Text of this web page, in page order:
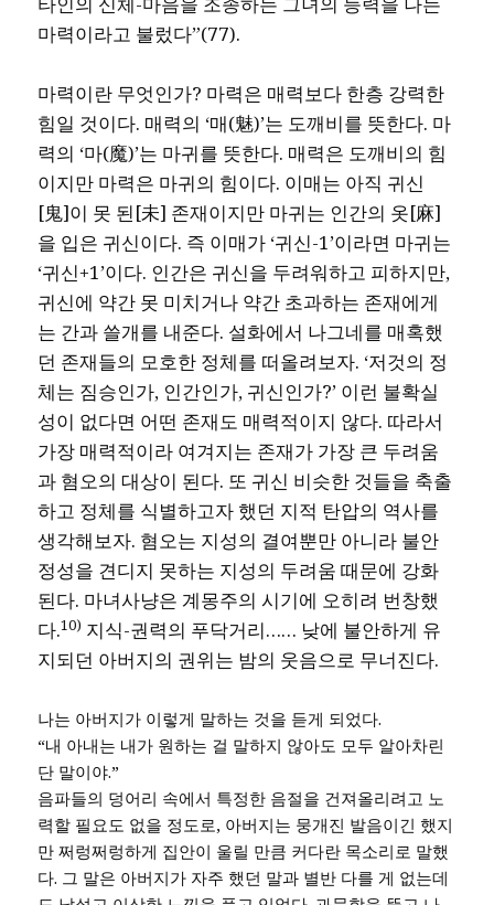
마력이라고 불렀다”(77).
마력이란 무엇인가? 마력은 매력보다 한층 강력한
힘일 것이다. 매력의 ‘매(魅)’는 도깨비를 뜻한다. 마
력의 ‘마(魔)’는 마귀를 뜻한다. 매력은 도깨비의 힘
이지만 마력은 마귀의 힘이다. 이매는 아직 귀신
[鬼]이 못 된[未] 존재이지만 마귀는 인간의 옷[麻]
을 입은 귀신이다. 즉 이매가 ‘귀신-1’이라면 마귀는
‘귀신+1’이다. 인간은 귀신을 두려워하고 피하지만,
귀신에 약간 못 미치거나 약간 초과하는 존재에게
는 간과 쓸개를 내준다. 설화에서 나그네를 매혹했
던 존재들의 모호한 정체를 떠올려보자. ‘저것의 정
체는 짐승인가, 인간인가, 귀신인가?’ 이런 불확실
성이 없다면 어떤 존재도 매력적이지 않다. 따라서
가장 매력적이라 여겨지는 존재가 가장 큰 두려움
과 혐오의 대상이 된다. 또 귀신 비슷한 것들을 축출
하고 정체를 식별하고자 했던 지적 탄압의 역사를
생각해보자. 혐오는 지성의 결여뿐만 아니라 불안
정성을 견디지 못하는 지성의 두려움 때문에 강화
된다. 마녀사냥은 계몽주의 시기에 오히려 번창했
다.10) 지식-권력의 푸닥거리…… 낮에 불안하게 유
지되던 아버지의 권위는 밤의 웃음으로 무너진다.
나는 아버지가 이렇게 말하는 것을 듣게 되었다.
“내 아내는 내가 원하는 걸 말하지 않아도 모두 알아차린
단 말이야.”
음파들의 덩어리 속에서 특정한 음절을 건져올리려고 노
력할 필요도 없을 정도로, 아버지는 뭉개진 발음이긴 했지
만 쩌렁쩌렁하게 집안이 울릴 만큼 커다란 목소리로 말했
다. 그 말은 아버지가 자주 했던 말과 별반 다를 게 없는데